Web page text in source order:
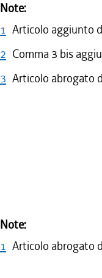
Note:
1 Articolo aggiunto
2 Comma 3 bis
3 Articolo abrogato
Note:
1 Articolo abrogato